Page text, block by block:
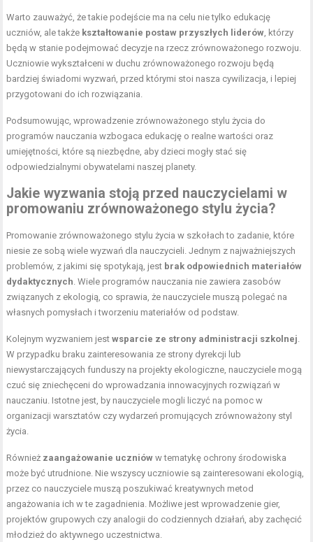
Warto zauważyć, że takie podejście ma na celu nie tylko edukację
uczniów, ale także kształtowanie postaw przyszłych liderów , którzy
będą w stanie podejmować decyzje na rzecz zrównoważonego rozwoju.
Uczniowie wykształceni w duchu zrównoważonego rozwoju będą
bardziej świadomi wyzwań, przed którymi stoi nasza cywilizacja, i lepiej
przygotowani do ich rozwiązania.
Podsumowując, wprowadzenie zrównoważonego stylu życia do
programów nauczania wzbogaca edukację o realne wartości oraz
umiejętności, które są niezbędne, aby dzieci mogły stać się
odpowiedzialnymi obywatelami naszej planety.
Jakie wyzwania stoją przed nauczycielami w
promowaniu zrównoważonego stylu życia?
Promowanie zrównoważonego stylu życia w szkołach to zadanie, które
niesie ze sobą wiele wyzwań dla nauczycieli. Jednym z najważniejszych
problemów, z jakimi się spotykają, jest brak odpowiednich materiałów
dydaktycznych . Wiele programów nauczania nie zawiera zasobów
związanych z ekologią, co sprawia, że nauczyciele muszą polegać na
własnych pomysłach i tworzeniu materiałów od podstaw.
Kolejnym wyzwaniem jestwsparcie ze strony administracji szkolnej
W przypadku braku zainteresowania ze strony dyrekcji lub
niewystarczających funduszy na projekty ekologiczne, nauczyciele mogą
czuć się zniechęceni do wprowadzania innowacyjnych rozwiązań w
nauczaniu. Istotne jest, by nauczyciele mogli liczyć na pomoc w
organizacji warsztatów czy wydarzeń promujących zrównoważony styl
życia.
Również zaangażowanie uczniów w tematykę ochrony środowiska
może być utrudnione. Nie wszyscy uczniowie są zainteresowani ekologią,
przez co nauczyciele muszą poszukiwać kreatywnych metod
angażowania ich w te zagadnienia. Możliwe jest wprowadzenie gier,
projektów grupowych czy analogii do codziennych działań, aby zachęcić
młodzież do aktywnego uczestnictwa.